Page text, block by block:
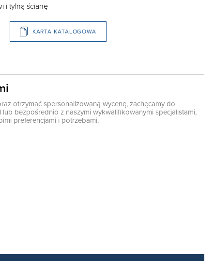
i tylną ścianę
KARTA KATALOGOWA
otrzymać spersonalizowaną wycenę, zachęcamy do
lub bezpośrednio z naszymi wykwalifikowanymi specjalistami,
preferencjami i potrzebami.